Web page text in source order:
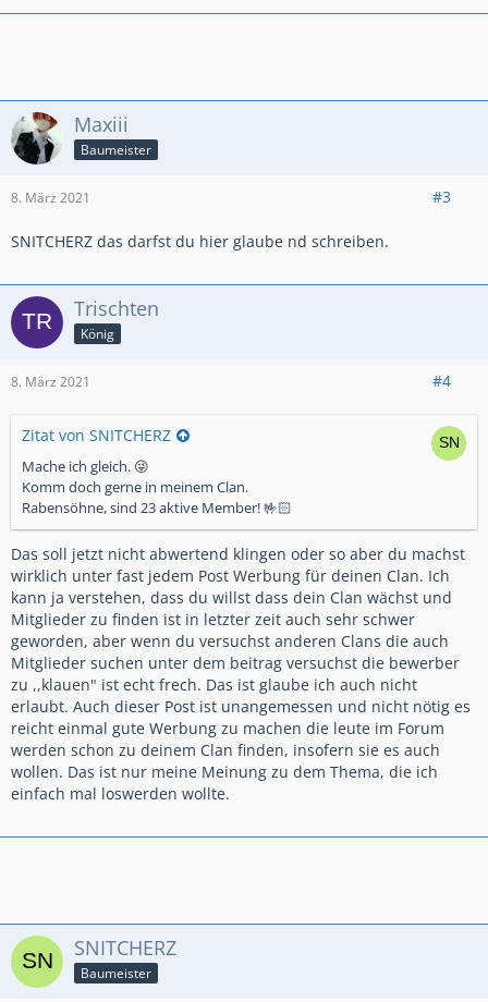
Maxiii
Baumeister
8. März 2021 #3
SNITCHERZ das darfst du hier glaube nd schreiben.
Trischten
König
8. März 2021 #4
Zitat von SNITCHERZ
Mache ich gleich. 😜
Komm doch gerne in meinem Clan.
Rabensöhne, sind 23 aktive Member! 🤟🏻
Das soll jetzt nicht abwertend klingen oder so aber du machst
wirklich unter fast jedem Post Werbung für deinen Clan. Ich
kann ja verstehen, dass du willst dass dein Clan wächst und
Mitglieder zu finden ist in letzter zeit auch sehr schwer
geworden, aber wenn du versuchst anderen Clans die auch
Mitglieder suchen unter dem beitrag versuchst die bewerber
zu ,,klauen" ist echt frech. Das ist glaube ich auch nicht
erlaubt. Auch dieser Post ist unangemessen und nicht nötig es
reicht einmal gute Werbung zu machen die leute im Forum
werden schon zu deinem Clan finden, insofern sie es auch
wollen. Das ist nur meine Meinung zu dem Thema, die ich
einfach mal loswerden wollte.
SNITCHERZ
Baumeister